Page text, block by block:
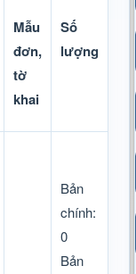
Mẫu
đơn,
tờ
khai
Số
lượng
Bản
chính:
0
Bản